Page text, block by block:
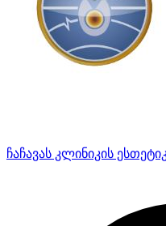
ჩაჩავას კლინიკის